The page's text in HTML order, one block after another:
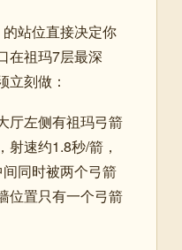
站位直接决定你
在祖玛7层最深
立刻做：
厅左侧有祖玛弓箭
速约1.8秒/箭，
同时被两个弓箭
位置只有一个弓箭